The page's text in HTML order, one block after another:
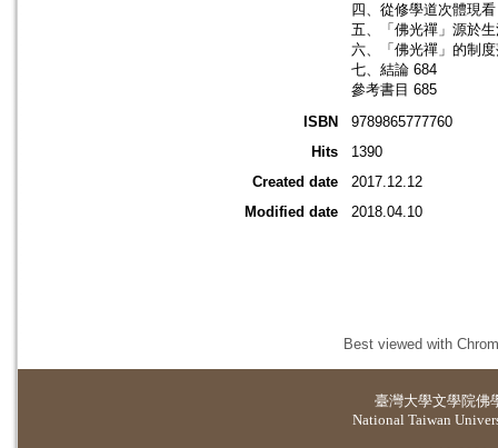
四、從修學道次體現
五、「佛光禪」源於
六、「佛光禪」的制
七、結論 684
參考書目 685
ISBN
9789865777760
Hits
1390
Created date
2017.12.12
Modified date
2018.04.10
Best viewed with
臺灣大學文學院佛
National Taiwan